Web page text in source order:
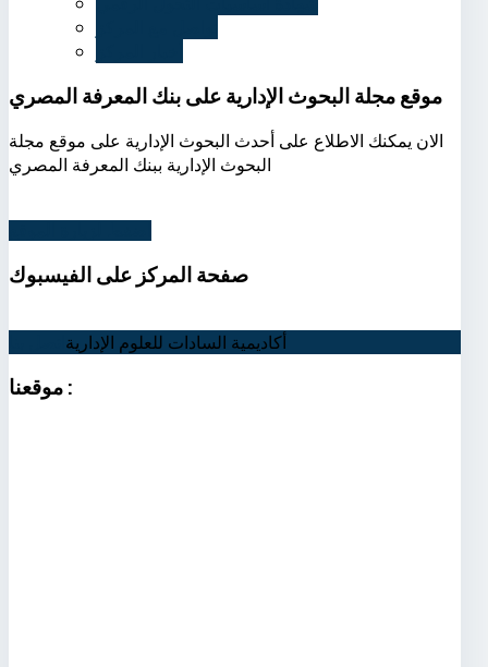
موقع مجلة البحوث الإدارية على بنك المعرفة المصري
الان يمكنك الاطلاع على أحدث البحوث الإدارية على موقع مجلة
البحوث الإدارية ببنك المعرفة المصري
صفحة المركز على الفيسبوك
أكاديمية السادات للعلوم الإدارية
: